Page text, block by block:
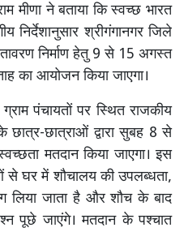
मीणा ने बताया कि स्वच्छ भारत
निर्देशानुसार श्रीगंगानगर जिले
निर्माण हेतु 9 से 15 अगस्त
का आयोजन किया जाएगा।
पंचायतों पर स्थित राजकीय
छात्र-छात्राओं द्वारा सुबह 8 से
मतदान किया जाएगा। इस
से घर में शौचालय की उपलब्धता,
लिया जाता है और शौच के बाद
पूछे जाएंगे। मतदान के पश्चात